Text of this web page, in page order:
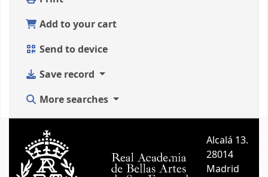
Add to your cart
Send to device
Save record
More searches
Alcalá 13.
28014
Madrid